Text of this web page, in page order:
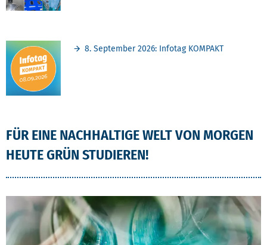
8. September 2026: Infotag KOMPAKT
FÜR EINE NACHHALTIGE WELT VON MORGEN
HEUTE GRÜN STUDIEREN!